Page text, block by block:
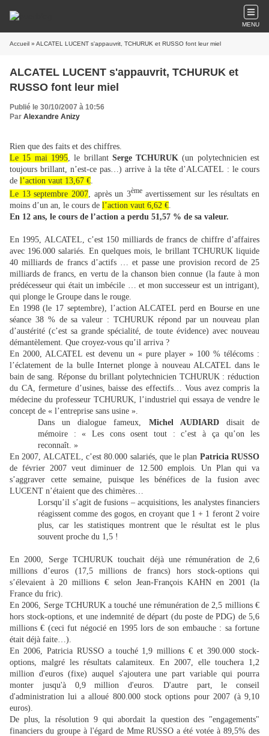
MENU
Accueil » ALCATEL LUCENT s'appauvrit, TCHURUK et RUSSO font leur miel
ALCATEL LUCENT s'appauvrit, TCHURUK et
RUSSO font leur miel
Publié le 30/10/2007 à 10:56
Par Alexandre Anizy
Rien que des faits et des chiffres.
Le 15 mai 1995, le brillant Serge TCHURUK (un polytechnicien est
toujours brillant, n’est-ce pas…) arrive à la tête d’ALCATEL : le cours
de l’action vaut 13,67 €.
Le 13 septembre 2007, après un 3èmeavertissement sur les résultats en
moins d’un an, le cours de l’action vaut 6,62 €
En 12 ans, le cours de l’action a perdu 51,57 % de sa valeur.
En 1995, ALCATEL, c’est 150 milliards de francs de chiffre d’affaires
avec 196.000 salariés. En quelques mois, le brillant TCHURUK liquide
40 milliards de francs d’actifs … et passe une provision record de 25
milliards de francs, en vertu de la chanson bien connue (la faute à mon
prédécesseur qui était un imbécile … et mon successeur est un intrigant),
qui plonge le Groupe dans le rouge.
En 1998 (le 17 septembre), l’action ALCATEL perd en Bourse en une
séance 38 % de sa valeur : TCHURUK répond par un nouveau plan
d’austérité (c’est sa grande spécialité, de toute évidence) avec nouveau
démantèlement. Que croyez-vous qu’il arriva ?
En 2000, ALCATEL est devenu un « pure player » 100 % télécoms :
l’éclatement de la bulle Internet plonge à nouveau ALCATEL dans le
bain de sang. Réponse du brillant polytechnicien TCHURUK : réduction
du CA, fermeture d’usines, baisse des effectifs… Vous avez compris la
médecine du professeur TCHURUK, l’industriel qui essaya de vendre le
concept de « l’entreprise sans usine ».
Dans un dialogue fameux, Michel AUDIARDdisait de
mémoire : « Les cons osent tout : c’est à ça qu’on les
reconnaît. »
En 2007, ALCATEL, c’est 80.000 salariés, que le plan Patricia RUSSO
de février 2007 veut diminuer de 12.500 emplois. Un Plan qui va
s’aggraver cette semaine, puisque les bénéfices de la fusion avec
LUCENT n’étaient que des chimères…
Lorsqu’il s’agit de fusions – acquisitions, les analystes financiers
réagissent comme des gogos, en croyant que 1 + 1 feront 2 voire
plus, car les statistiques montrent que le résultat est le plus
souvent proche du 1,5 !
En 2000, Serge TCHURUK touchait déjà une rémunération de 2,6
millions d’euros (17,5 millions de francs) hors stock-options qui
s’élevaient à 20 millions € selon Jean-François KAHN en 2001 (la
France du fric).
En 2006, Serge TCHURUK a touché une rémunération de 2,5 millions €
hors stock-options, et une indemnité de départ (du poste de PDG) de 5,6
millions € (ceci fut négocié en 1995 lors de son embauche : sa fortune
était déjà faite…).
En 2006, Patricia RUSSO a touché 1,9 millions € et 390.000 stock-
options, malgré les résultats calamiteux. En 2007, elle touchera 1,2
million d'euros (fixe) auquel s'ajoutera une part variable qui pourra
monter jusqu'à 0,9 million d'euros. D'autre part, le conseil
d'administration lui a alloué 800.000 stock options pour 2007 (à 9,10
euros).
De plus, la résolution 9 qui abordait la question des "engagements"
financiers du groupe à l'égard de Mme RUSSO a été votée à 89,5% des